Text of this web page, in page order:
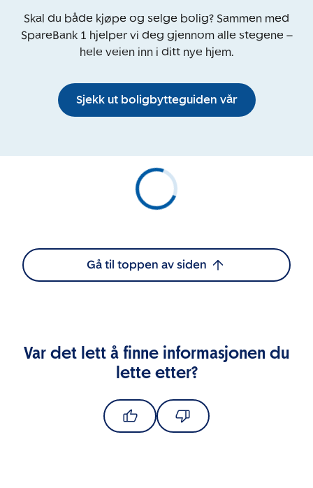
Skal du både kjøpe og selge bolig? Sammen med
SpareBank 1 hjelper vi deg gjennom alle stegene –
hele veien inn i ditt nye hjem.
Sjekk ut boligbytteguiden vår
Gå til toppen av siden
Var det lett å finne informasjonen du
lette etter?